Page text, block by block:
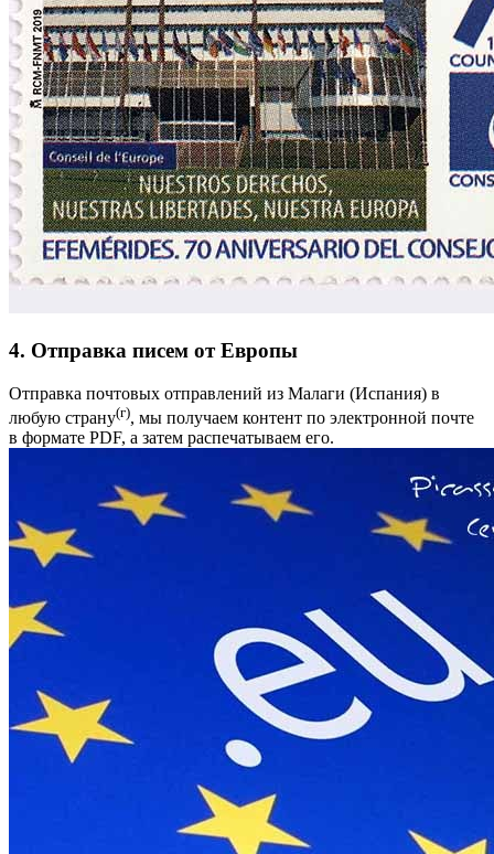
4. Отправка писем от Европы
Отправка почтовых отправлений из Малаги (Испания) в
любую страну(г), мы получаем контент по электронной почте
в формате PDF, а затем распечатываем его.